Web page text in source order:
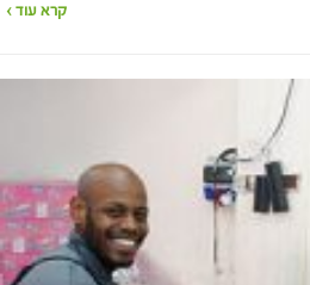
קרא עוד ›